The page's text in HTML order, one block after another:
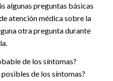
algunas preguntas básicas
atención médica sobre la
otra pregunta durante
de los síntomas?
de los síntomas?